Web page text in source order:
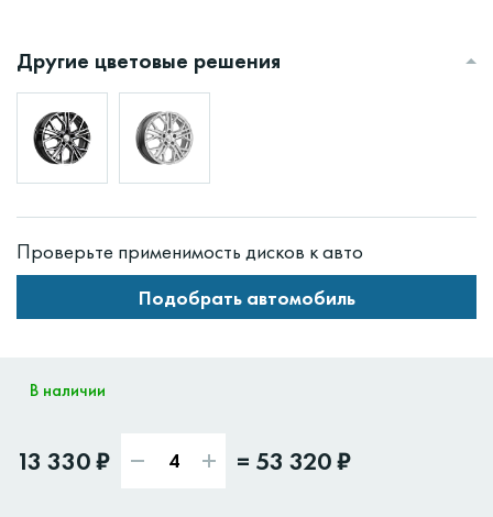
Проверьте применимость дисков к авто
Подобрать автомобиль
В наличии
13 330 ₽ = 53 320 ₽
Другие цветовые решения